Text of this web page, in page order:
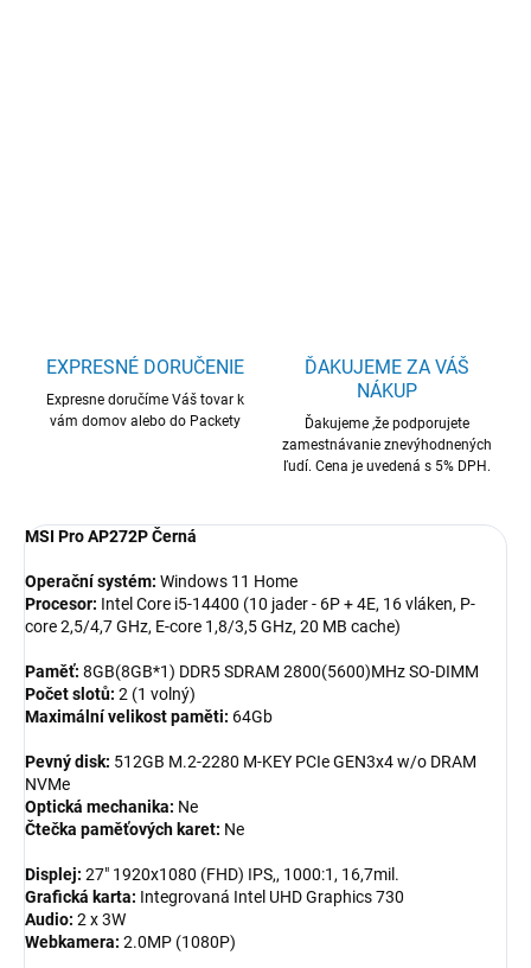
EXPRESNÉ DORUČENIE
Expresne doručíme Váš tovar k
vám domov alebo do Packety
ĎAKUJEME ZA VÁŠ
NÁKUP
Ďakujeme ,že podporujete
zamestnávanie znevýhodnených
ľudí. Cena je uvedená s 5% DPH.
MSI Pro AP272P Černá
Operační systém: Windows 11 Home
Procesor: Intel Core i5-14400 (10 jader - 6P + 4E, 16 vláken, P-
core 2,5/4,7 GHz, E-core 1,8/3,5 GHz, 20 MB cache)
Paměť: 8GB(8GB*1) DDR5 SDRAM 2800(5600)MHz SO-DIMM
Počet slotů: 2 (1 volný)
Maximální velikost paměti: 64Gb
Pevný disk: 512GB M.2-2280 M-KEY PCIe GEN3x4 w/o DRAM
NVMe
Optická mechanika: Ne
Čtečka paměťových karet: Ne
Displej: 27" 1920x1080 (FHD) IPS,, 1000:1, 16,7mil.
Grafická karta: Integrovaná Intel UHD Graphics 730
Audio: 2 x 3W
Webkamera: 2.0MP (1080P)